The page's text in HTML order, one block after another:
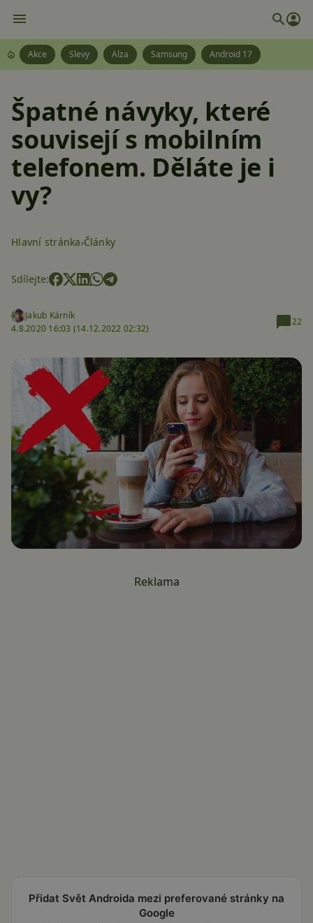
Akce Slevy Alza Samsung Android 17
Špatné návyky, které
souvisejí s mobilním
telefonem. Děláte je i
vy?
Hlavní stránka Články
Sdílejte:
Jakub Kárník
4.8.2020 16:03 (14.12.2022 02:32)
22
Reklama
Přidat Svět Androida mezi preferované stránky na
Google